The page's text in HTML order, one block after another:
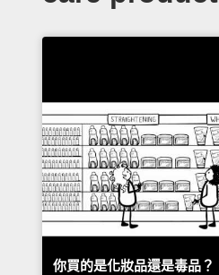
你買的是化妝品還是毒品？